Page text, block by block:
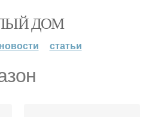
ДОМ
новости статьи